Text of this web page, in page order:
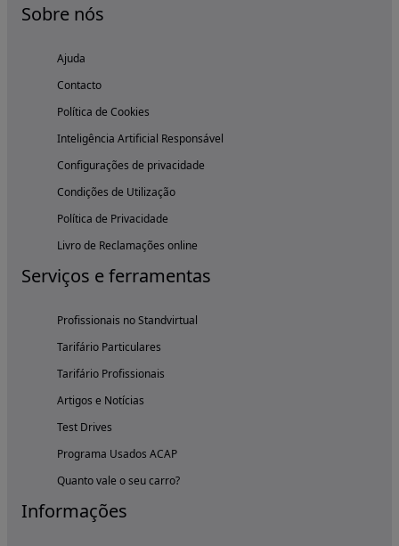
Sobre nós
Ajuda
Contacto
Política de Cookies
Inteligência Artificial Responsável
Configurações de privacidade
Condições de Utilização
Política de Privacidade
Livro de Reclamações online
Serviços e ferramentas
Profissionais no Standvirtual
Tarifário Particulares
Tarifário Profissionais
Artigos e Notícias
Test Drives
Programa Usados ACAP
Quanto vale o seu carro?
Informações